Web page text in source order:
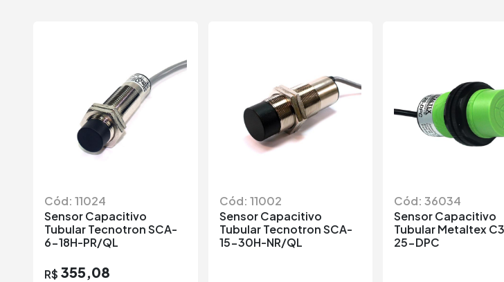
Cód: 11024
Sensor Capacitivo
Tubular Tecnotron SCA-
6-18H-PR/QL
R$ 355,08
Cód: 11002
Sensor Capacitivo
Tubular Tecnotron SCA-
15-30H-NR/QL
Cód: 36034
Sensor Capacitivo
Tubular Metaltex
25-DPC